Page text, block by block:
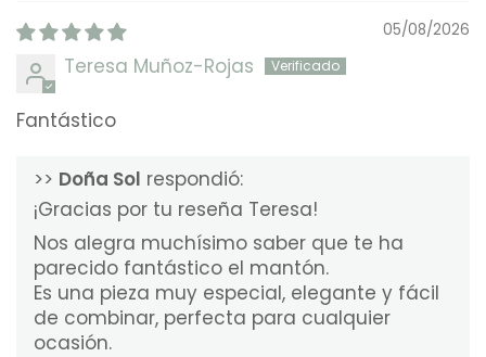
05/08/2026
Teresa Muñoz-Rojas
Fantástico
>> Doña Sol respondió:
¡Gracias por tu reseña Teresa!
Nos alegra muchísimo saber que te ha
parecido fantástico el mantón.
Es una pieza muy especial, elegante y fácil
de combinar, perfecta para cualquier
ocasión.